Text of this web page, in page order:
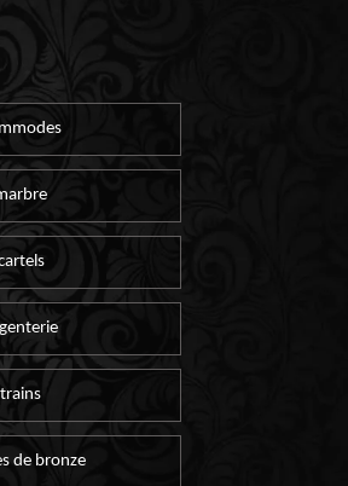
trains
de bronze